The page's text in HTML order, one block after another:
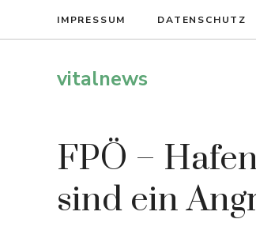
IMPRESSUM DATENSCHUTZ
vitalnews
FPÖ –
sind ein